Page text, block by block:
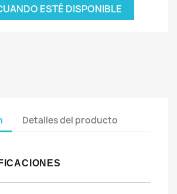
ESTÉ DISPONIBLE
Detalles del producto